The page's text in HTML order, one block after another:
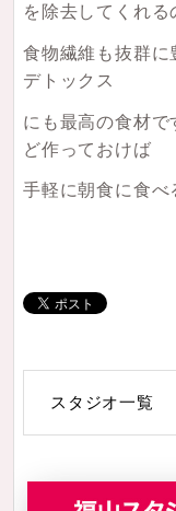
を除去してくれ
食物繊維も抜群
デトックス
にも最高の食材
ど作っておけば
手軽に朝食に食
スタジオ一覧